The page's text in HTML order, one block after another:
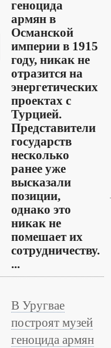
геноцида
армян в
Османской
империи в 1915
году, никак не
отразится на
энергетических
проектах с
Турцией.
Представители
государств
несколько
ранее уже
высказали
позиции,
однако это
никак не
помешает их
сотрудничеству.
...
В Уругвае
построят музей
геноцида армян